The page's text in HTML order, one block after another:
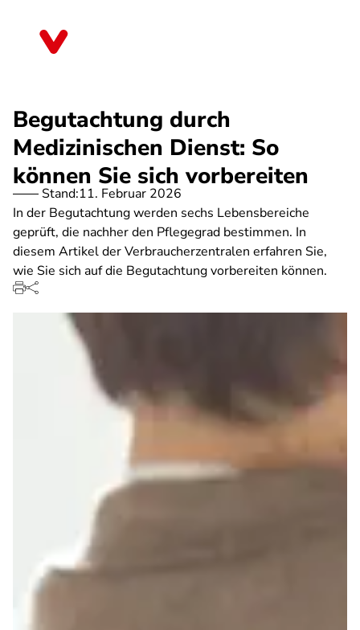
Begutachtung durch
Medizinischen Dienst: So
können Sie sich vorbereiten
Stand:11. Februar 2026
In der Begutachtung werden sechs Lebensbereiche
geprüft, die nachher den Pflegegrad bestimmen. In
diesem Artikel der Verbraucherzentralen erfahren Sie,
wie Sie sich auf die Begutachtung vorbereiten können.